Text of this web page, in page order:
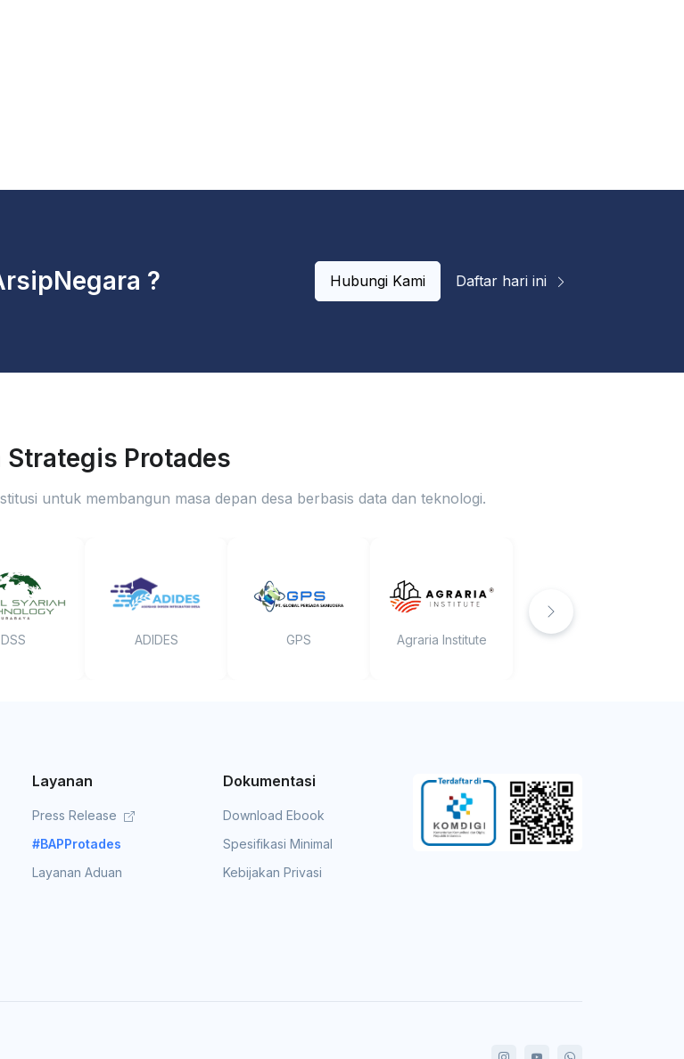
? Hubungi Kami Daftar hari ini
Strategis Protades
untuk membangun masa depan desa berbasis data dan teknologi.
DSS ADIDES GPS Agraria Institute
Layanan
Press Release
#BAPProtades
Layanan Aduan
Dokumentasi
Download Ebook
Spesifikasi Minimal
Kebijakan Privasi